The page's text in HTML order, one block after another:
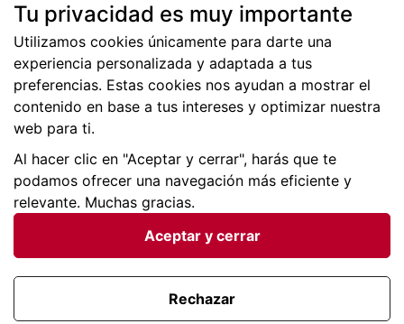
Más de 2 millones de descargas
Condiciones generales |Privacidad de datos | Política
Viajes para ti SLU Copyright © BuscoUnChollo.com
Tu privacidad es muy importante
Utilizamos cookies únicamente para darte una
experiencia personalizada y adaptada a tus
preferencias. Estas cookies nos ayudan a mostrar el
contenido en base a tus intereses y optimizar nuestra
web para ti.
Al hacer clic en "Aceptar y cerrar", harás que te
podamos ofrecer una navegación más eficiente y
relevante. Muchas gracias.
Aceptar y cerrar
Rechazar